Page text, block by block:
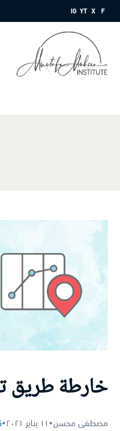
F
X
YT
IG
خارطة طريق
مصطفى محسن•١١ يناير ٢٠٢١ •